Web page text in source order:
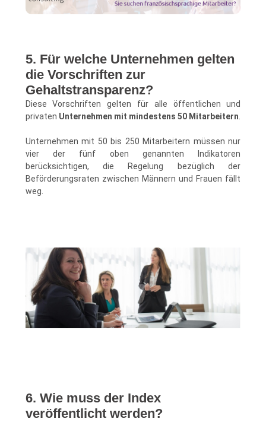
5. Für welche Unternehmen gelten
die Vorschriften zur
Gehaltstransparenz?
Diese Vorschriften gelten für alle öffentlichen und
privaten Unternehmen mit mindestens 50 Mitarbeitern.
Unternehmen mit 50 bis 250 Mitarbeitern müssen nur
vier der fünf oben genannten Indikatoren
berücksichtigen, die Regelung bezüglich der
Beförderungsraten zwischen Männern und Frauen fällt
weg.
6. Wie muss der Index
veröffentlicht werden?